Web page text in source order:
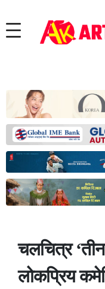
चलचित्र ‘तीन
लोकप्रिय